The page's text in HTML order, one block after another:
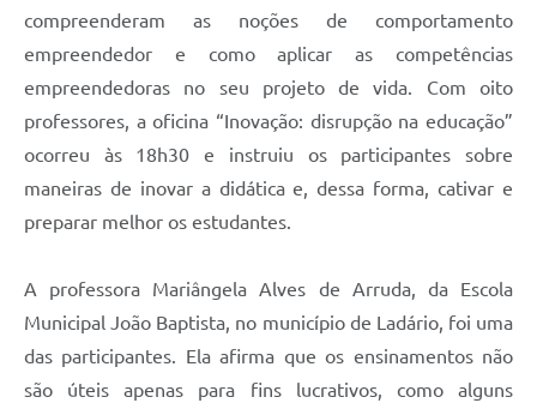
compreenderam as noções de comportamento
empreendedor e como aplicar as competências
empreendedoras no seu projeto de vida. Com oito
professores, a oficina “Inovação: disrupção na educação”
ocorreu às 18h30 e instruiu os participantes sobre
maneiras de inovar a didática e, dessa forma, cativar e
preparar melhor os estudantes.
A professora Mariângela Alves de Arruda, da Escola
Municipal João Baptista, no município de Ladário, foi uma
das participantes. Ela afirma que os ensinamentos não
são úteis apenas para fins lucrativos, como alguns